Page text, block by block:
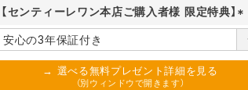
)
【センティーレワン本店ご購入者様 限定特典】
(
→ 選べる無料プレゼント詳細を見る
（別ウィンドウで開きます）